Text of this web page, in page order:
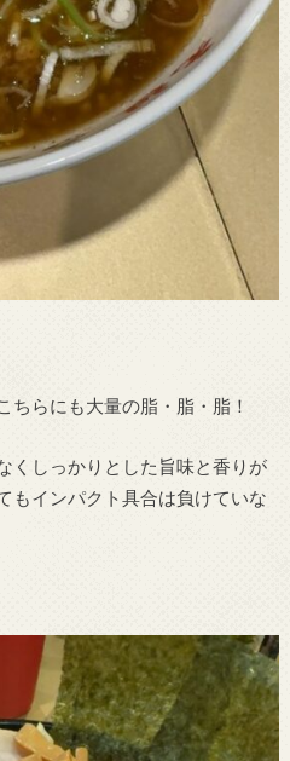
ちらにも大量の脂・脂・脂！
くしっかりとした旨味と香りが
もインパクト具合は負けていな